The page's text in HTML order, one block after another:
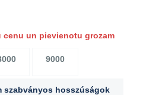
un pievienotu grozam
9000
szabványos hosszúságok